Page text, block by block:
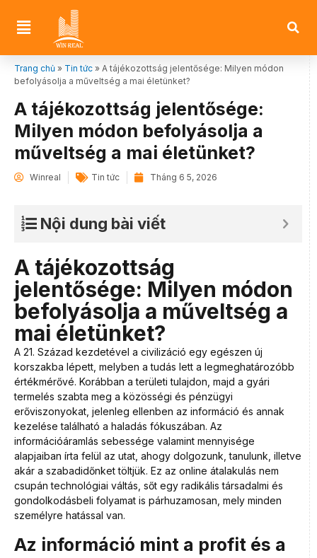
Trang chủ » Tin tức » A tájékozottság jelentősége: Milyen módon
befolyásolja a műveltség a mai életünket?
A tájékozottság jelentősége:
Milyen módon befolyásolja a
műveltség a mai életünket?
Winreal Tin tức Tháng 6 5, 2026
Nội dung bài viết
A tájékozottság
jelentősége: Milyen módon
befolyásolja a műveltség a
mai életünket?
A 21. Század kezdetével a civilizáció egy egészen új
korszakba lépett, melyben a tudás lett a legmeghatározóbb
értékmérővé. Korábban a területi tulajdon, majd a gyári
termelés szabta meg a közösségi és pénzügyi
erőviszonyokat, jelenleg ellenben az információ és annak
kezelése található a haladás fókuszában. Az
információáramlás sebessége valamint mennyisége
alapjaiban írta felül az utat, ahogy dolgozunk, tanulunk, illetve
akár a szabadidőnket töltjük. Ez az online átalakulás nem
csupán technológiai váltás, sőt egy radikális társadalmi és
gondolkodásbeli folyamat is párhuzamosan, mely minden
személyre hatással van.
Az információ mint a profit és a